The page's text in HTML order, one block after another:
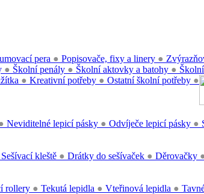
pera ● Popisovače, fixy a linery ●
● Školní penály ● Školní aktovky a batohy ●
● Kreativní potřeby ● Ostatní školní potřeby ●
Neviditelné lepicí pásky ● Odvíječe lepicí pásky ●
Sešívací kleště ● Drátky do sešívaček ● Děrovačky
rollery ● Tekutá lepidla ● Vteřinová lepidla ●